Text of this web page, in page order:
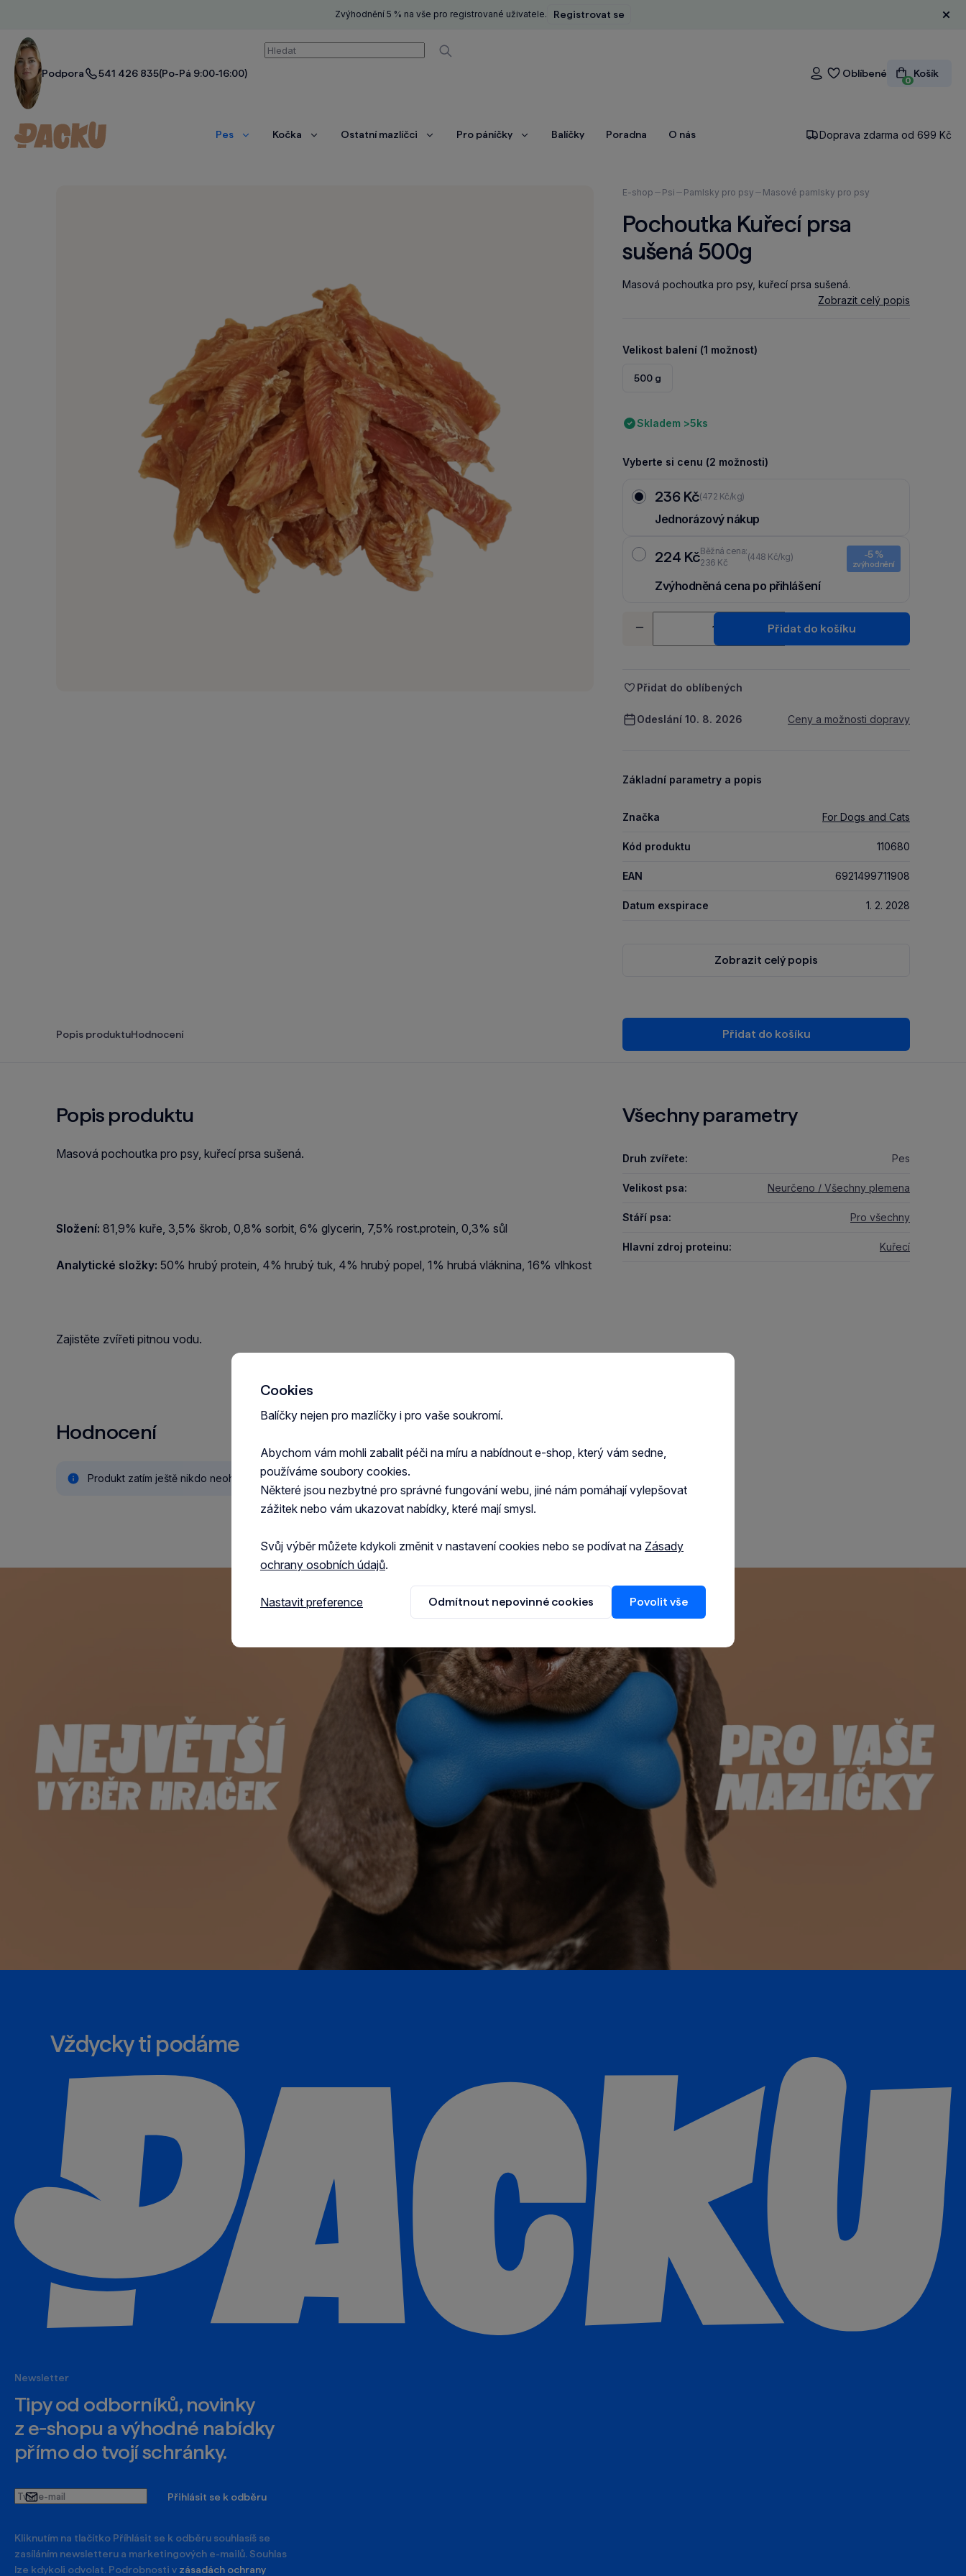
Zvýhodnění 5 % na vše pro registrované uživatele. Registrovat se
Podpora 541 426 835(Po-Pá 9:00-16:00)
Vyhledávání
Vyhledávat
Přihlášení
Oblíbené
0
Košík
Pes
ZobrazitKočka
ZobrazitOstatní mazlíčci
ZobrazitPro páníčky
ZobrazitBalíčky Poradna O nás Doprava zdarma od 699 Kč
Nacházíte
zde:
E-shop Psi Pamlsky pro psy Masové pamlsky pro psy
Pochoutka Kuřecí prsa
sušená 500g
Masová pochoutka pro psy, kuřecí prsa sušená.
Zobrazit celý popis
Velikost balení (1 možnost)
500 g
Skladem >5ks
Vyberte si cenu (2 možnosti)
236 Kč(472 Kč/kg)
Jednorázový nákup
224 KčBěžná cena:
236 Kč
(448 Kč/kg) -5 %
zvýhodnění
Zvýhodněná cena po přihlášení
-
+
Přidat do košíku
Přidat do oblíbených
Odeslání 10. 8. 2026 Ceny a možnosti dopravy
Základní parametry a popis
Značka For Dogs and Cats
Kód produktu 110680
EAN 6921499711908
Datum exspirace 1. 2. 2028
Zobrazit celý popis
Popis produktuHodnocení Přidat do košíku
Popis produktu
Masová pochoutka pro psy, kuřecí prsa sušená.
Složení: 81,9% kuře, 3,5% škrob, 0,8% sorbit, 6% glycerin, 7,5% rost.protein, 0,3% sůl
Analytické složky: 50% hrubý protein, 4% hrubý tuk, 4% hrubý popel, 1% hrubá vláknina, 16% vlhkost
Zajistěte zvířeti pitnou vodu.
Všechny parametry
Druh zvířete: Pes
Velikost psa: Neurčeno / Všechny plemena
Stáří psa: Pro všechny
Hlavní zdroj proteinu: Kuřecí
Hodnocení
Produkt zatím ještě nikdo neohodnotil.
Vždycky ti podáme
Newsletter
Tipy od odborníků, novinky
z e‑shopu a výhodné nabídky
přímo do tvojí schránky.
Tvůj
e-
Přihlásit se k odběru
Kliknutím na tlačítko Příhlásit se k odběru souhlasíš se
zasíláním newsletteru a marketingových e-mailů. Souhlas
lze kdykoli odvolat. Podrobnosti v zásadách ochrany
Cookies
Balíčky nejen pro mazlíčky i pro vaše soukromí.
Abychom vám mohli zabalit péči na míru a nabídnout e-shop, který vám sedne,
používáme soubory cookies.
Některé jsou nezbytné pro správné fungování webu, jiné nám pomáhají vylepšovat
zážitek nebo vám ukazovat nabídky, které mají smysl.
Svůj výběr můžete kdykoli změnit v nastavení cookies nebo se podívat na Zásady
ochrany osobních údajů.
Nastavit preference Odmítnout nepovinné cookies Povolit vše